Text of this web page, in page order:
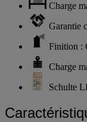
Charge
Garantie
Finition :
Charge
Schulte